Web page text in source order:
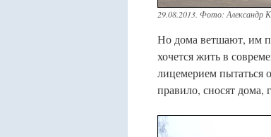
29.08.2013. Фото: Александр
Но дома ветшают, им
хочется жить в
лицемерием пытаться
правило, сносят дома,